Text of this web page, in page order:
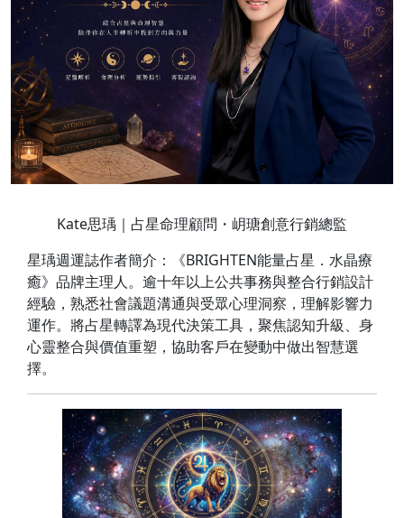
Kate思瑀｜占星命理顧問・岄瑭創意行銷總監
星瑀週運誌作者簡介：《BRIGHTEN能量占星．水晶療
癒》品牌主理人。逾十年以上公共事務與整合行銷設計
經驗，熟悉社會議題溝通與受眾心理洞察，理解影響力
運作。將占星轉譯為現代決策工具，聚焦認知升級、身
心靈整合與價值重塑，協助客戶在變動中做出智慧選
擇。